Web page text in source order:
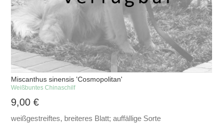
Miscanthus sinensis 'Cosmopolitan'
Weißbuntes Chinaschilf
9,00€
weißgestreiftes, breiteres Blatt; auffällige Sorte